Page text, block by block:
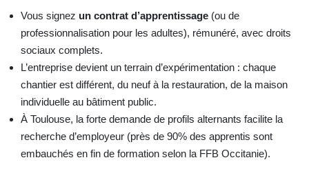
Vous signez un contrat d’apprentissage (ou de
professionnalisation pour les adultes), rémunéré, avec droits
sociaux complets.
L’entreprise devient un terrain d’expérimentation : chaque
chantier est différent, du neuf à la restauration, de la maison
individuelle au bâtiment public.
À Toulouse, la forte demande de profils alternants facilite la
recherche d’employeur (près de 90% des apprentis sont
embauchés en fin de formation selon la FFB Occitanie).